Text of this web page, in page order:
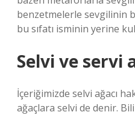
benzetmelerle sevgilinin
bu sıfatı isminin yerine
Selvi ve servi
İçeriğimizde selvi ağacı
ağaçlara selvi de denir.